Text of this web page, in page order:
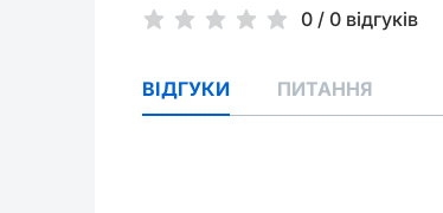
0 / 0 відгуків
ВІДГУКИ ПИТАННЯ